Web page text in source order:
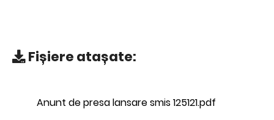
Fișiere atașate:
Anunt de presa lansare smis 125121.pdf